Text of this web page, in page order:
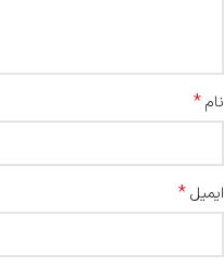
نام*
ایمیل*